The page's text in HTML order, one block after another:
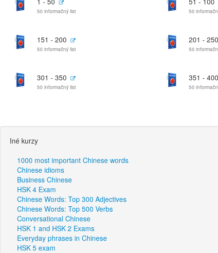
50 informačný list 50
151 - 200
50 informačný list
201 - 250
50
301 - 350
50 informačný list
351 - 400
50
Iné kurzy
1000 most important Chinese words
Chinese idioms
Business Chinese
HSK 4 Exam
Chinese Words: Top 300 Adjectives
Chinese Words: Top 500 Verbs
Conversational Chinese
HSK 1 and HSK 2 Exams
Everyday phrases in Chinese
HSK 5 exam